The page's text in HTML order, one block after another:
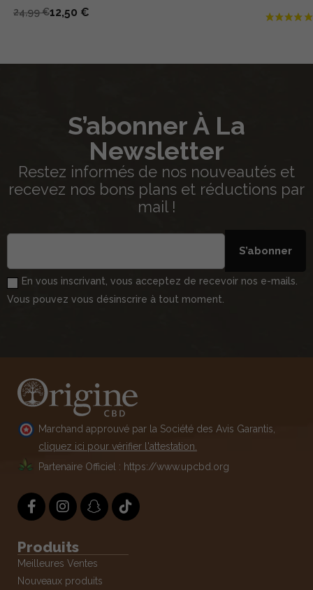
12,50 €
24,99 €
S’abonner À La
Newsletter
Restez informés de nos nouveautés et
recevez nos bons plans et réductions par
mail !
S’abonner
En vous inscrivant, vous acceptez de recevoir nos e-mails.
Vous pouvez vous désinscrire à tout moment.
Marchand approuvé par la Société des Avis Garantis,
cliquez ici pour vérifier l'attestation.
Partenaire Officiel : https://www.upcbd.org
Produits
Meilleures Ventes
Nouveaux produits